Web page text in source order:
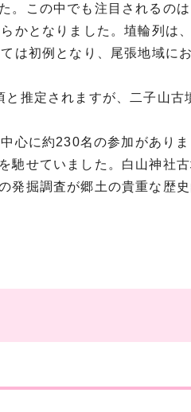
この中でも注目されるの
かとなりました。埴輪列は
は初例となり、尾張地域に
推定されますが、二子山古
心に約230名の参加があり
馳せていました。白山神社
発掘調査が郷土の貴重な歴